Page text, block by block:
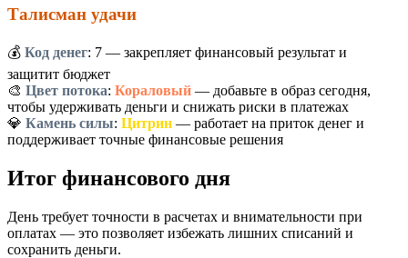
Талисман удачи
💰 Код денег: 7 — закрепляет финансовый результат и
защитит бюджет
🎨 Цвет потока: Кораловый — добавьте в образ сегодня,
чтобы удерживать деньги и снижать риски в платежах
💎 Камень силы: Цитрин — работает на приток денег и
поддерживает точные финансовые решения
Итог финансового дня
День требует точности в расчетах и внимательности при
оплатах — это позволяет избежать лишних списаний и
сохранить деньги.